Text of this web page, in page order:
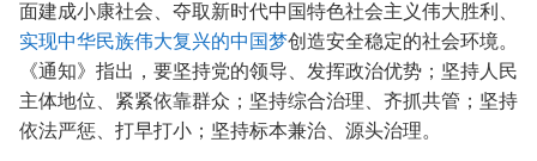
面建成小康社会、夺取新时代中国特色社会主义伟大胜利、
实现中华民族伟大复兴的中国梦创造安全稳定的社会环境。
《通知》指出，要坚持党的领导、发挥政治优势；坚持人民
主体地位、紧紧依靠群众；坚持综合治理、齐抓共管；坚持
依法严惩、打早打小；坚持标本兼治、源头治理。